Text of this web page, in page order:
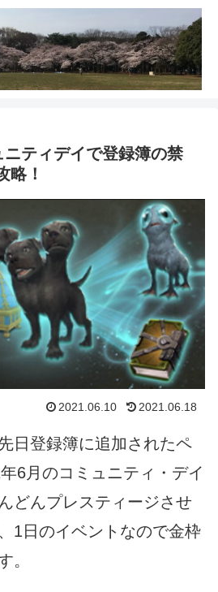
ティデイで登録簿の禁
略！
2021.06.10 2021.06.18
日登録簿に追加されたペ
6月のコミュニティ・デイ
どんプレスティージさせ
1日のイベントなので金枠
。